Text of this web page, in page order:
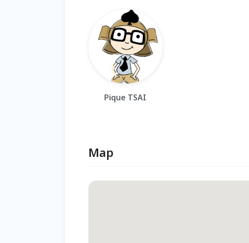
Pique TSAI
Map